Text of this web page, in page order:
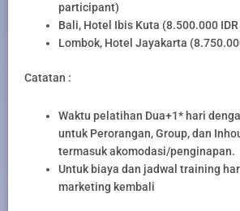
participant)
Bali, Hotel Ibis Kuta (8.500.000
Lombok, Hotel Jayakarta
Catatan :
Waktu pelatihan Dua+1* hari
untuk Perorangan, Group, dan
termasuk akomodasi/penginapan.
Untuk biaya dan jadwal training
marketing kembali